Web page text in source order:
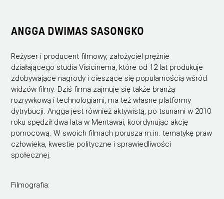
ANGGA DWIMAS SASONGKO
Reżyser i producent filmowy, założyciel prężnie
działającego studia Visicinema, które od 12 lat produkuje
zdobywające nagrody i cieszące się popularnością wśród
widzów filmy. Dziś firma zajmuje się także branżą
rozrywkową i technologiami, ma też własne platformy
dytrybucji. Angga jest również aktywistą, po tsunami w 2010
roku spędził dwa lata w Mentawai, koordynując akcję
pomocową. W swoich filmach porusza m.in. tematykę praw
człowieka, kwestie polityczne i sprawiedliwości
społecznej.
Filmografia: